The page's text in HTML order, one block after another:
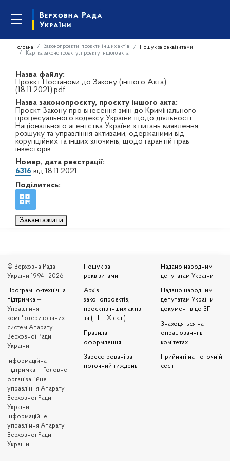
Головна Законопроєкти, проєкти інших актів
Пошук за реквізитами
Картка законопроєкту, проєкту іншого акта
Назва файлу:
Проєкт Постанови до Закону (іншого Акта)
(18.11.2021).pdf
Назва законопроєкту, проєкту іншого акта:
Проєкт Закону про внесення змін до Кримінального
процесуального кодексу України щодо діяльності
Національного агентства України з питань виявлення,
розшуку та управління активами, одержаними від
корупційних та інших злочинів, щодо гарантій прав
інвесторів
Номер, дата реєстрації:
6316 від 18.11.2021
Поділитись:
Завантажити
© Верховна Рада
України 1994—2026
Програмно-технічна
підтримка —
Управління
комп'ютеризованих
систем Апарату
Верховної Ради
України
Iнформаційна
підтримка — Головне
організаційне
управління Апарату
Верховної Ради
України,
Інформаційне
управління Апарату
Верховної Ради
України
Пошук за
реквізитами
Архів
законопроєктів,
проєктів інших актів
за ( III – IX скл.)
Правила
оформлення
Зареєстровані за
поточний тиждень
Надано народним
депутатам України
Надано народним
депутатам України
документів до ЗП
Знаходяться на
опрацюванні в
комітетах
Прийняті на поточній
сесії